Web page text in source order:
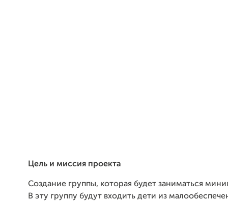
Цель и миссия проекта
Создание группы, которая будет заниматься
В эту группу будут входить дети из